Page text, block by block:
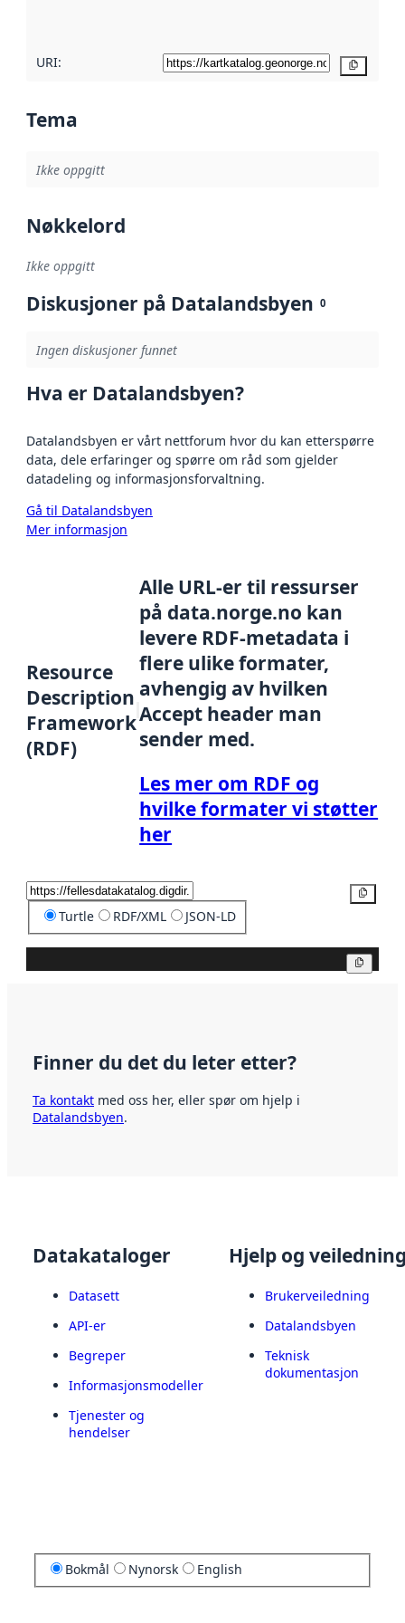
URI:
Tema
Ikke oppgitt
Nøkkelord
Ikke oppgitt
Diskusjoner på Datalandsbyen 0
Ingen diskusjoner funnet
Hva er Datalandsbyen?
Datalandsbyen er vårt nettforum hvor du kan etterspørre
data, dele erfaringer og spørre om råd som gjelder
datadeling og informasjonsforvaltning.
Gå til Datalandsbyen
Mer informasjon
Resource
Description
Framework
(RDF)
Alle URL-er til ressurser
på data.norge.no kan
levere RDF-metadata i
flere ulike formater,
avhengig av hvilken
Accept header man
sender med.
Les mer om RDF og
hvilke formater vi støtter
her
Turtle RDF/XML JSON-LD
Finner du det du leter etter?
Ta kontakt med oss her, eller spør om hjelp i
Datalandsbyen.
Datakataloger
Datasett
API-er
Begreper
Informasjonsmodeller
Tjenester og
hendelser
Hjelp og
Brukerveiledning
Datalandsbyen
Teknisk
dokumentasjon
Bokmål Nynorsk English